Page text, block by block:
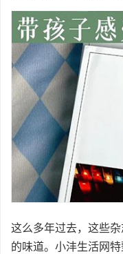
这么多年过去，这些
的味道。小沣生活网